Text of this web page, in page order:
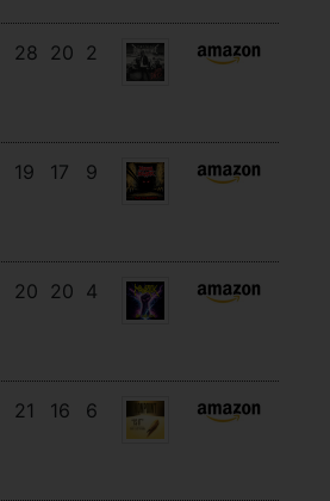
28 20 2
19 17 9
20 20 4
21 16 6